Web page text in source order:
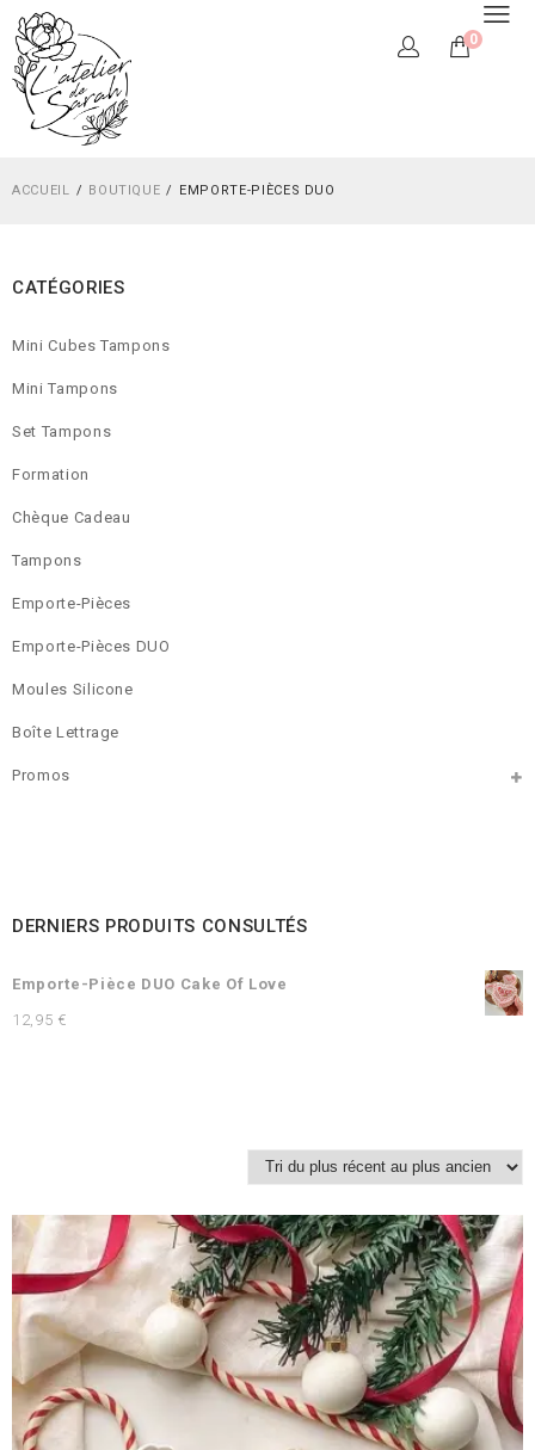
0
ACCUEIL BOUTIQUE EMPORTE-PIÈCES DUO
CATÉGORIES
Mini Cubes Tampons
Mini Tampons
Set Tampons
Formation
Chèque Cadeau
Tampons
Emporte-Pièces
Emporte-Pièces DUO
Moules Silicone
Boîte Lettrage
Promos
DERNIERS PRODUITS CONSULTÉS
Emporte-Pièce DUO Cake Of Love
12,95 €